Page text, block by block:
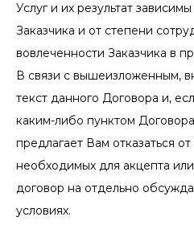
Услуг и их результат
Заказчика и от степени
вовлеченности Заказчика в
В связи с вышеизложенным,
текст данного Договора и,
каким-либо пунктом
предлагает Вам отказаться
необходимых для акцепта
договор на отдельно
условиях.